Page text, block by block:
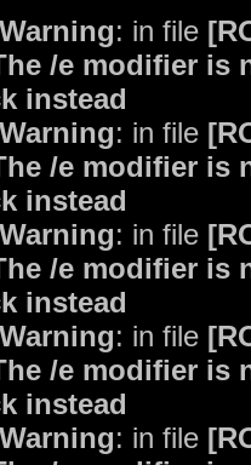
: in file
/e modifier is
instead
: in file
/e modifier is
instead
: in file
/e modifier is
instead
: in file
/e modifier is
instead
: in file